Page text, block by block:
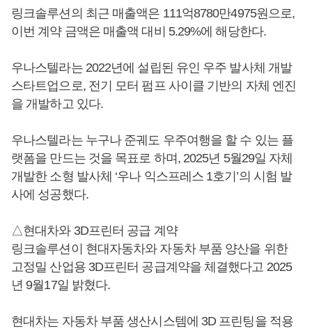
링크솔루션의 최근 매출액은 111억8780만4975원으로,
이번 계약 금액은 매출액 대비 5.29%에 해당한다.
우나스텔라는 2022년에 설립된 유인 우주 발사체 개발
스타트업으로, 전기 모터 펌프 사이클 기반의 자체 엔진
을 개발하고 있다.
우나스텔라는 누구나 준궤도 우주여행을 할 수 있는 플
랫폼을 만드는 것을 목표로 하며, 2025년 5월29일 자체
개발한 소형 발사체 ‘우나 익스프레스 1호기’의 시험 발
사에 성공했다.
△현대차와 3D프린터 공급 계약
링크솔루션이 현대자동차와 자동차 부품 양산을 위한
고정밀 산업용 3D프린터 공급계약을 체결했다고 2025
년 9월17일 밝혔다.
현대차는 자동차 부품 생산시스템에 3D 프린팅을 적용